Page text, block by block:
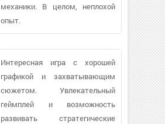
механики. В целом, неплохой
опыт.
Интересная игра с хорошей
графикой и захватывающим
сюжетом. Увлекательный
геймплей и возможность
развивать стратегические